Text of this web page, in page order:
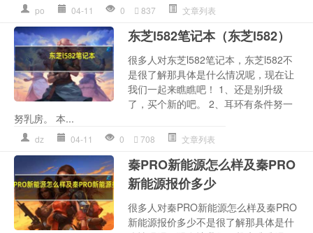
po 04-11 0 837 文章列表
东芝l582笔记本（东芝l582）
很多人对东芝l582笔记本，东芝l582不
是很了解那具体是什么情况呢，现在让
我们一起来瞧瞧吧！ 1、还是别升级
了，买个新的吧。 2、耳环有条件努一
努乳房。 本...
dz 04-11 0 708 文章列表
秦PRO新能源怎么样及秦PRO
新能源报价多少
很多人对秦PRO新能源怎么样及秦PRO
新能源报价多少不是很了解那具体是什